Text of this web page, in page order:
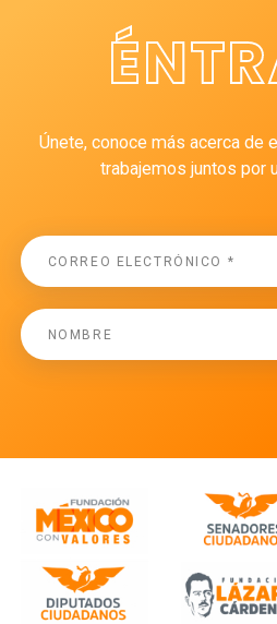
Únete, conoce más acerca de
trabajemos juntos por